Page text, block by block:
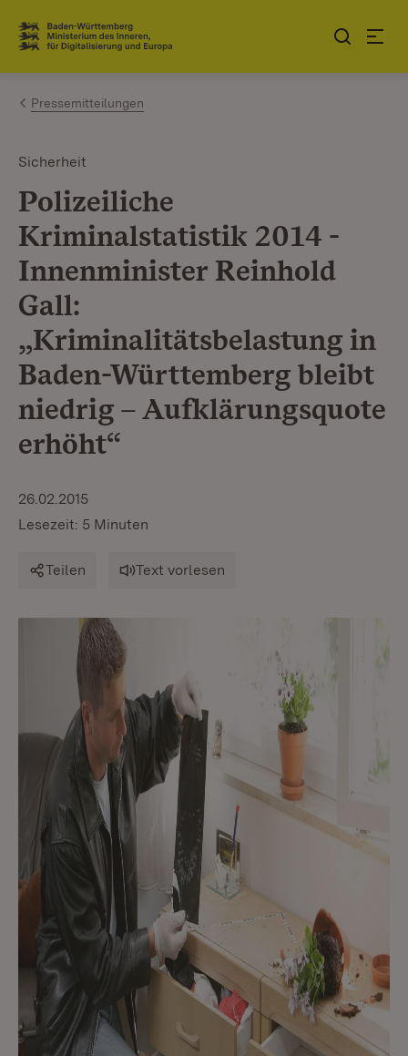
Zum Inhalt springen
Link zur Startseite
Pressemitteilungen
Sicherheit
Polizeiliche
Kriminalstatistik 2014 -
Innenminister Reinhold
Gall:
„Kriminalitätsbelastung in
Baden-Württemberg bleibt
niedrig – Aufklärungsquote
erhöht“
26.02.2015
Lesezeit: 5 Minuten
Teilen Text vorlesen